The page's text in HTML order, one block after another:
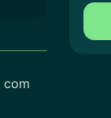
com